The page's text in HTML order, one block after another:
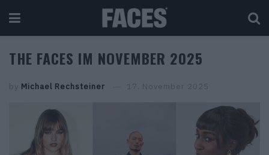
THE FACES IM NOVEMBER 2025
by Michael Rechsteiner 17. November 2025